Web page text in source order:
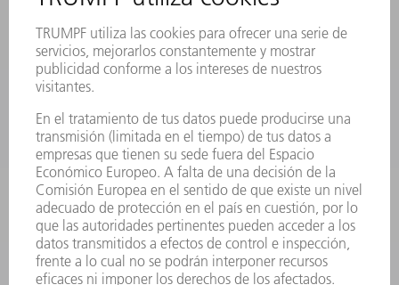
REGISTRO PARA EL BOLETÍN INFORMATIVO
FICHAS TÉCNICAS DE SEGURIDAD
PRODUCTOS
MÁQUINAS Y SISTEMAS
LÁSER
HERRAMIENTAS PORTÁTILES
FÁBRICA INTELIGENTE
SOFTWARE
SERVICIOS
APLICACIONES
SECTORES
EMPRESA
CARRERA PROFESIONAL
OFERTAS DE TRABAJO
PERFIL DE LA EMPRESA